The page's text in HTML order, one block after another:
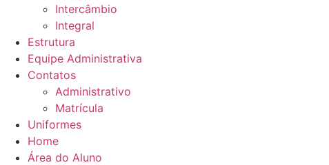
Intercâmbio
Integral
Estrutura
Equipe Administrativa
Contatos
Administrativo
Matrícula
Uniformes
Home
Área do Aluno